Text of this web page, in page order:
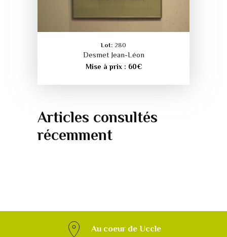
Lot: 280
Desmet Jean-Léon
Mise à prix : 60€
Articles consultés
récemment
Au coeur de Uccle